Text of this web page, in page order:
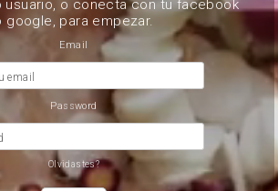
usuario, o conecta con tu facebook
google, para empezar.
Email
email
Password
Olvidastes?